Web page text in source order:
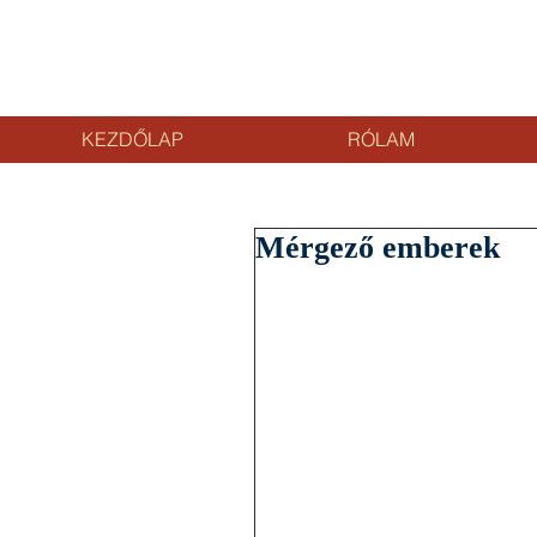
KEZDŐLAP RÓLAM
Mérgező emberek